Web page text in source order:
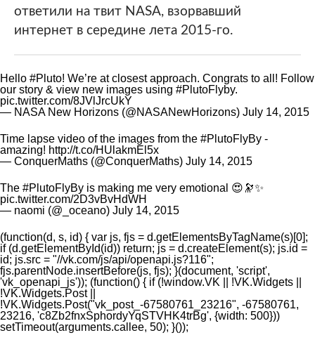
ответили на твит NASA, взорвавший
интернет в середине лета 2015-го.
Hello #Pluto! We’re at closest approach. Congrats to all! Follow
our story & view new images using #PlutoFlyby.
pic.twitter.com/8JVlJrcUkY
— NASA New Horizons (@NASANewHorizons) July 14, 2015
Time lapse video of the images from the #PlutoFlyBy -
amazing! http://t.co/HUlakmEl5x
— ConquerMaths (@ConquerMaths) July 14, 2015
The #PlutoFlyBy is making me very emotional 😍🔭✨
pic.twitter.com/2D3vBvHdWH
— naomi (@_oceano) July 14, 2015
(function(d, s, id) { var js, fjs = d.getElementsByTagName(s)[0];
if (d.getElementById(id)) return; js = d.createElement(s); js.id =
id; js.src = "//vk.com/js/api/openapi.js?116";
fjs.parentNode.insertBefore(js, fjs); }(document, 'script',
'vk_openapi_js')); (function() { if (!window.VK || !VK.Widgets ||
!VK.Widgets.Post ||
!VK.Widgets.Post("vk_post_-67580761_23216", -67580761,
23216, 'c8Zb2fnxSphordyYqSTVHK4trBg', {width: 500}))
setTimeout(arguments.callee, 50); }());